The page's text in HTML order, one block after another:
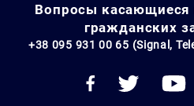
Вопросы касающиеся
гражданских
+38 095 931 00 65 (Signal,